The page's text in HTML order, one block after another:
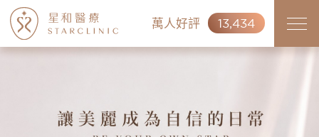
萬人好評 13,434